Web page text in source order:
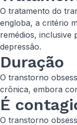
O tratamento do
engloba, a critério
remédios, inclusive
depressão.
Duração
O transtorno
crônica, embora
É
O transtorno